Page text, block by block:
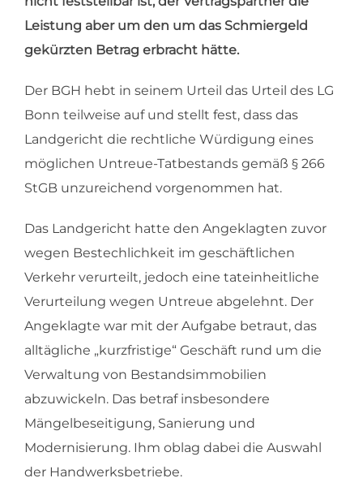
Leistung aber um den um das Schmiergeld
gekürzten Betrag erbracht hätte.
Der BGH hebt in seinem Urteil das Urteil des LG
Bonn teilweise auf und stellt fest, dass das
Landgericht die rechtliche Würdigung eines
möglichen Untreue-Tatbestands gemäß § 266
StGB unzureichend vorgenommen hat.
Das Landgericht hatte den Angeklagten zuvor
wegen Bestechlichkeit im geschäftlichen
Verkehr verurteilt, jedoch eine tateinheitliche
Verurteilung wegen Untreue abgelehnt. Der
Angeklagte war mit der Aufgabe betraut, das
alltägliche „kurzfristige“ Geschäft rund um die
Verwaltung von Bestandsimmobilien
abzuwickeln. Das betraf insbesondere
Mängelbeseitigung, Sanierung und
Modernisierung. Ihm oblag dabei die Auswahl
der Handwerksbetriebe.